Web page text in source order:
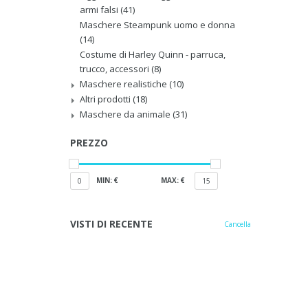
armi falsi (41)
Maschere Steampunk uomo e donna
(14)
Costume di Harley Quinn - parruca,
trucco, accessori (8)
Maschere realistiche (10)
Altri prodotti (18)
Maschere da animale (31)
PREZZO
0 MIN: € MAX: € 15
VISTI DI RECENTE Cancella